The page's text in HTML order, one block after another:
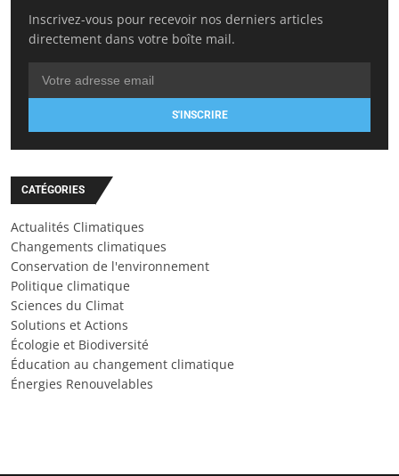
Inscrivez-vous pour recevoir nos derniers articles
directement dans votre boîte mail.
S'INSCRIRE
CATÉGORIES
Actualités Climatiques
Changements climatiques
Conservation de l'environnement
Politique climatique
Sciences du Climat
Solutions et Actions
Écologie et Biodiversité
Éducation au changement climatique
Énergies Renouvelables